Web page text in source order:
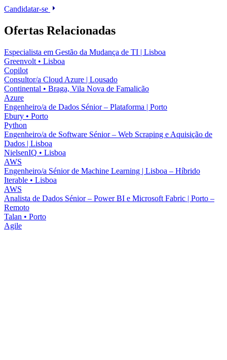
Candidatar-se
Ofertas Relacionadas
Especialista em Gestão da Mudança de TI | Lisboa
Greenvolt • Lisboa
Copilot
Consultor/a Cloud Azure | Lousado
Continental • Braga, Vila Nova de Famalicão
Azure
Engenheiro/a de Dados Sénior – Plataforma | Porto
Ebury • Porto
Python
Engenheiro/a de Software Sénior – Web Scraping e Aquisição de
Dados | Lisboa
NielsenIQ • Lisboa
AWS
Engenheiro/a Sénior de Machine Learning | Lisboa – Híbrido
Iterable • Lisboa
AWS
Analista de Dados Sénior – Power BI e Microsoft Fabric | Porto –
Remoto
Talan • Porto
Agile